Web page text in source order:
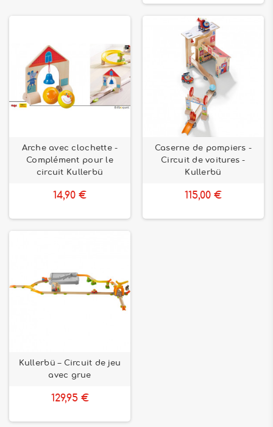
Arche avec clochette -
Complément pour le
circuit Kullerbü
14,90 €
Caserne de pompiers -
Circuit de voitures -
Kullerbü
115,00 €
Kullerbü – Circuit de jeu
avec grue
129,95 €